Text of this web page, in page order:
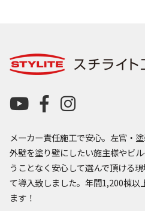
メーカー責任施工で安心。左官・
外壁を塗り壁にしたい施主様やビ
うことなく安心して選んで頂ける
て導入致しました。年間1,200棟以
ます！